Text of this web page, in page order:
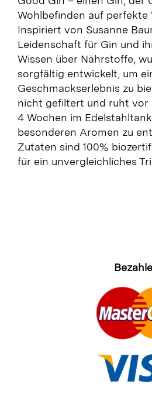
Wohlbefinden auf perfekte
Inspiriert von Susanne
Leidenschaft für Gin und
Wissen über Nährstoffe,
sorgfältig entwickelt, um
Geschmackserlebnis zu
nicht gefiltert und ruht vor
4 Wochen im
besonderen Aromen zu
Zutaten sind 100%
für ein unvergleichliches